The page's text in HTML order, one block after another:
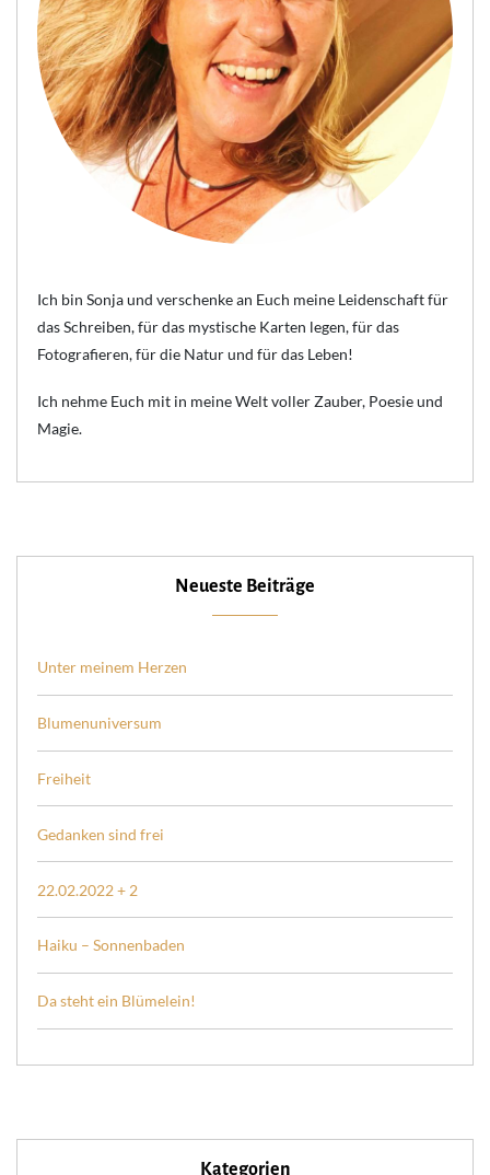
Ich bin Sonja und verschenke an Euch meine Leidenschaft für
das Schreiben, für das mystische Karten legen, für das
Fotografieren, für die Natur und für das Leben!
Ich nehme Euch mit in meine Welt voller Zauber, Poesie und
Magie.
Neueste Beiträge
Unter meinem Herzen
Blumenuniversum
Freiheit
Gedanken sind frei
22.02.2022 + 2
Haiku – Sonnenbaden
Da steht ein Blümelein!
Kategorien